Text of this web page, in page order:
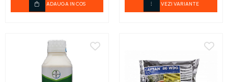
ADAUGA IN COS VEZI VARIANTE